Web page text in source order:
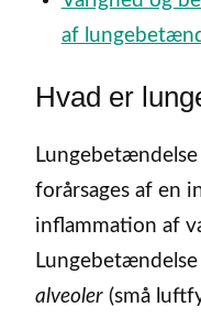
af
Hvad er
Lungebetændelse
forårsages af en
inflammation af
alveoler (små